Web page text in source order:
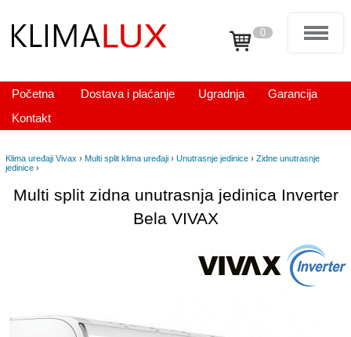
0
Početna Dostava i plaćanje Ugradnja
Garancija
Kontakt
Klima uređaji Vivax › Multi split klima uređaji › Unutrasnje jedinice › Zidne unutrasnje
jedinice ›
Multi split zidna unutrasnja jedinica Inverter
Bela VIVAX